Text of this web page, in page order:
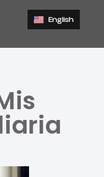
English